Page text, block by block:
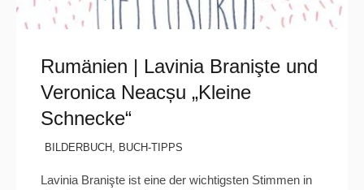
Rumänien | Lavinia Branişte und
Veronica Neacșu „Kleine
Schnecke“
BILDERBUCH , BUCH-TIPPS
Lavinia Branişte ist eine der wichtigsten Stimmen in